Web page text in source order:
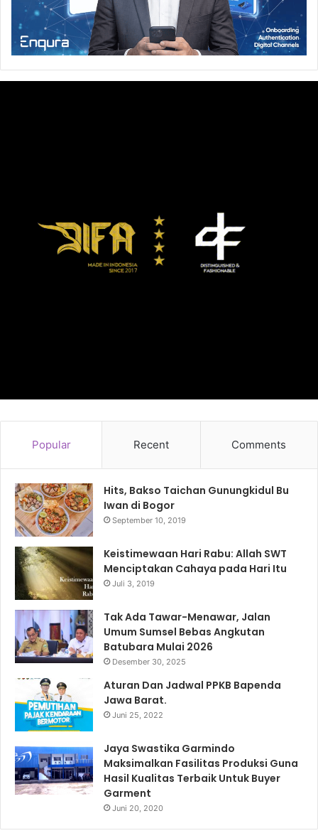
Popular Recent Comments
Hits, Bakso Taichan Gunungkidul Bu
Iwan di Bogor
September 10, 2019
Keistimewaan Hari Rabu: Allah SWT
Menciptakan Cahaya pada Hari Itu
Juli 3, 2019
Tak Ada Tawar-Menawar, Jalan
Umum Sumsel Bebas Angkutan
Batubara Mulai 2026
Desember 30, 2025
Aturan Dan Jadwal PPKB Bapenda
Jawa Barat.
Juni 25, 2022
Jaya Swastika Garmindo
Maksimalkan Fasilitas Produksi Guna
Hasil Kualitas Terbaik Untuk Buyer
Garment
Juni 20, 2020